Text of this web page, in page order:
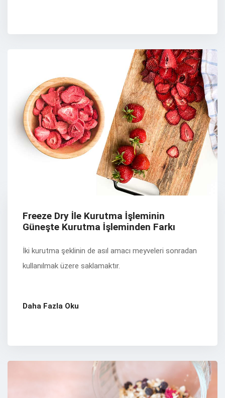
Freeze Dry İle Kurutma İşleminin
Güneşte Kurutma İşleminden Farkı
İki kurutma şeklinin de asıl amacı meyveleri sonradan
kullanılmak üzere saklamaktır.
Daha Fazla Oku